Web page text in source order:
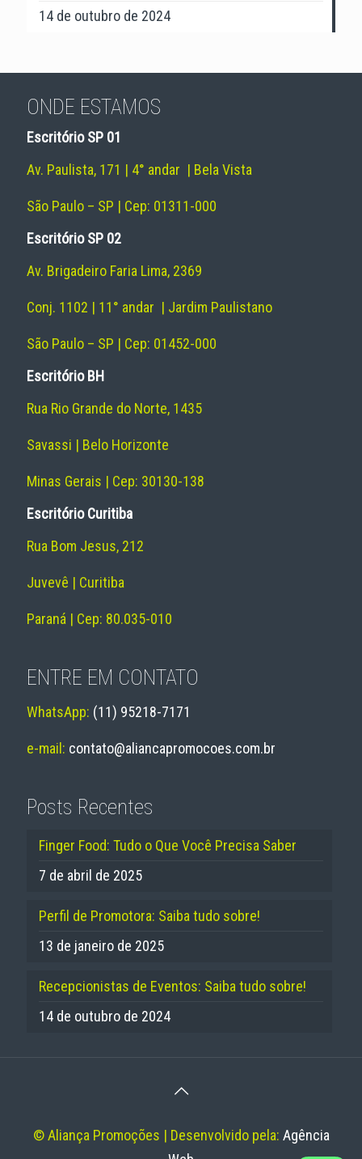
14 de outubro de 2024
ONDE ESTAMOS
Escritório SP 01
Av. Paulista, 171 | 4° andar | Bela Vista
São Paulo – SP | Cep: 01311-000
Escritório SP 02
Av. Brigadeiro Faria Lima, 2369
Conj. 1102 | 11° andar | Jardim Paulistano
São Paulo – SP | Cep: 01452-000
Escritório BH
Rua Rio Grande do Norte, 1435
Savassi | Belo Horizonte
Minas Gerais | Cep: 30130-138
Escritório Curitiba
Rua Bom Jesus, 212
Juvevê | Curitiba
Paraná | Cep: 80.035-010
ENTRE EM CONTATO
WhatsApp: (11) 95218-7171
e-mail: contato@aliancapromocoes.com.br
Posts Recentes
Finger Food: Tudo o Que Você Precisa Saber
7 de abril de 2025
Perfil de Promotora: Saiba tudo sobre!
13 de janeiro de 2025
Recepcionistas de Eventos: Saiba tudo sobre!
14 de outubro de 2024
© Aliança Promoções | Desenvolvido pela: Agência